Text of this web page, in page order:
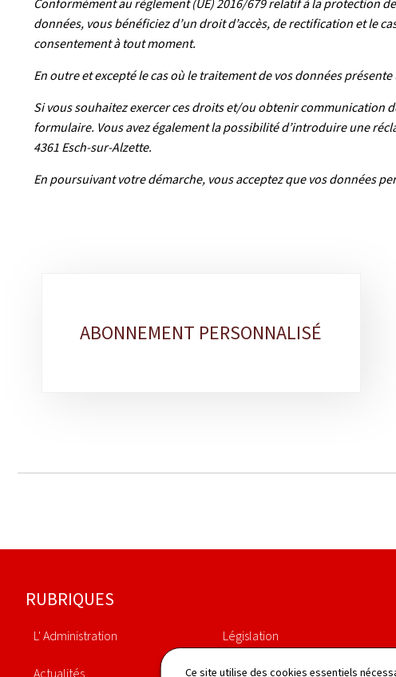
Ce site utilise des cookies essentiels
Conformément au règlement (UE) 2016/679 relatif à la protection
données, vous bénéficiez d’un droit d’accès, de rectification et le
consentement à tout moment.
En outre et excepté le cas où le traitement de vos données
Si vous souhaitez exercer ces droits et/ou obtenir communication
formulaire. Vous avez également la possibilité d’introduire une
4361 Esch-sur-Alzette.
En poursuivant votre démarche, vous acceptez que vos données
rubriquesABONNEMENT PERSONNALISÉ
Pied
de
RUBRIQUES
L' Administration
Actualités
Législation
Annuaire